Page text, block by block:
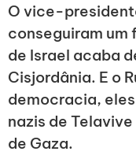
O vice-
conseguiram
de Israel acaba
Cisjordânia. E o
democracia,
nazis de
de Gaza.